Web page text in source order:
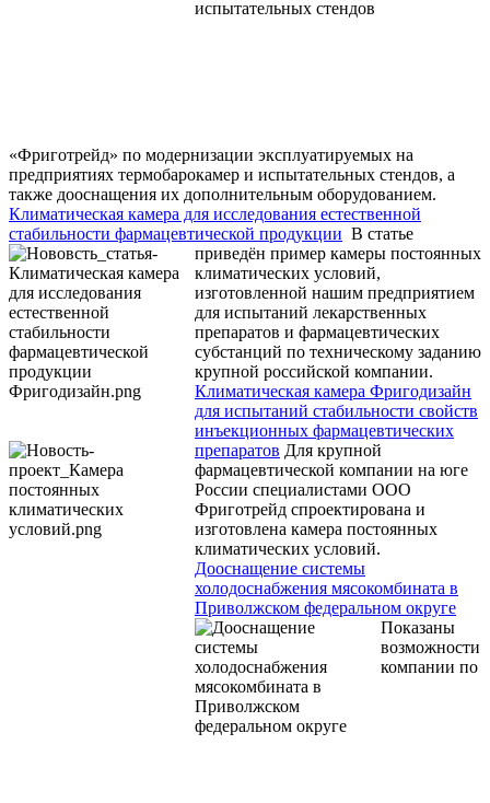
«Фриготрейд» по модернизации эксплуатируемых на
предприятиях термобарокамер и испытательных стендов, а
также дооснащения их дополнительным оборудованием.
Климатическая камера для исследования естественной
стабильности фармацевтической продукции В статье
приведён пример камеры постоянных
климатических условий,
изготовленной нашим предприятием
для испытаний лекарственных
препаратов и фармацевтических
субстанций по техническому заданию
крупной российской компании.
Климатическая камера Фригодизайн
для испытаний стабильности свойств
инъекционных фармацевтических
препаратов Для крупной
фармацевтической компании на юге
России специалистами ООО
Фриготрейд спроектирована и
изготовлена камера постоянных
климатических условий.
Дооснащение системы
холодоснабжения мясокомбината в
Приволжском федеральном округе
Показаны
возможности
компании по